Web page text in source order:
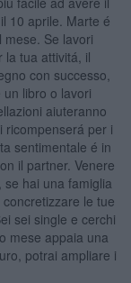
10 aprile. Marte é
Se lavori
la tua attivitá, il
con successo,
libro o lavori
aiuteranno
ricompenserá per i
sentimentale é in
il partner. Venere
hai una famiglia
le tue
sei single e cerchi
mese appaia una
potrai ampliare i